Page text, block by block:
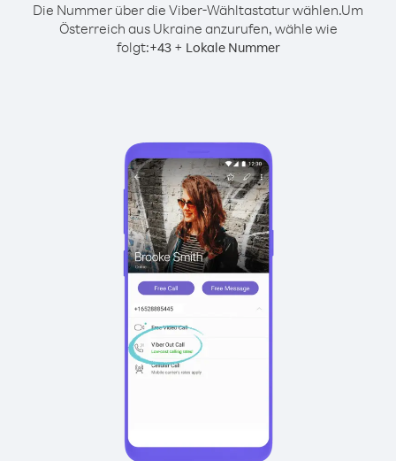
Die Nummer über die Viber-Wähltastatur wählen.Um
Österreich aus Ukraine anzurufen, wähle wie
folgt:+43+ Lokale Nummer